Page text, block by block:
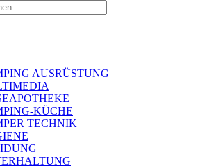
AUSRÜSTUNG
KÜCHE
TECHNIK